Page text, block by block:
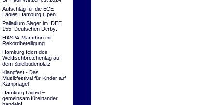
Aufschlag für die ECE
Ladies Hamburg Open
Palladium Sieger im IDEE
155. Deutschen Derby:
HASPA-Marathon mit
Rekordbeteiligung
Hamburg feiert den
Weltfischbrötchentag auf
dem Spielbudenplatz
Klangfest - Das
Musikfestival für Kinder auf
Kampnagel
Hamburg United –
gemeinsam füreinander